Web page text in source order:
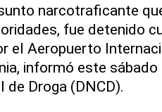
narcotraficante
fue detenido
el Aeropuerto
informó este
de Droga (DNCD).